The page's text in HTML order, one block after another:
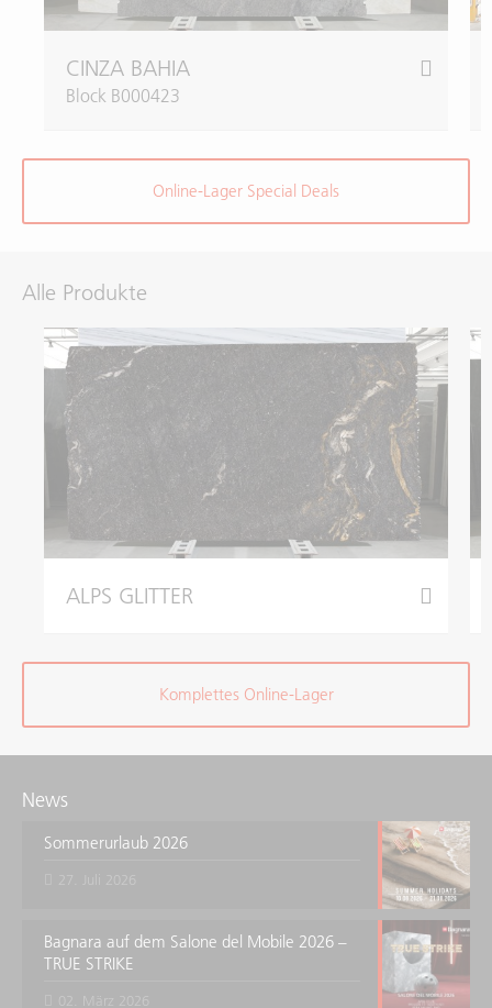
CINZA BAHIA
Block B000423
Online-Lager Special Deals
Alle Produkte
ALPS GLITTER
Komplettes Online-Lager
News
Sommerurlaub 2026
Bagnara auf dem Salone del Mobile 2026 –
TRUE STRIKE